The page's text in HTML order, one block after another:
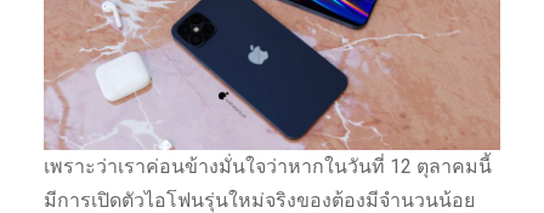
เพราะว่าเราค่อนข้างมั่นใจว่าหากในวันที่ 12 ตุลาคมนี้
มีการเปิดตัวไอโฟนรุ่นใหม่จริงของต้องมีจำนวนน้อย